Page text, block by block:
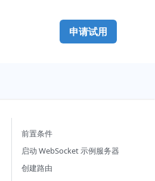
申请试用
前置条件
启动 WebSocket 示例服务器
创建路由